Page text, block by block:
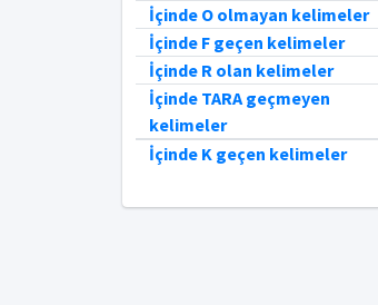
İçinde O olmayan kelimeler
İçinde F geçen kelimeler
İçinde R olan kelimeler
İçinde TARA geçmeyen
kelimeler
İçinde K geçen kelimeler